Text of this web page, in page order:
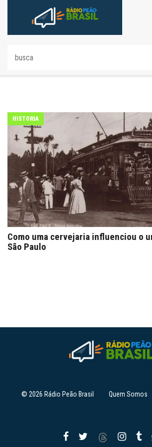
HISTORIA
Como uma cervejaria influenciou o
São Paulo
© 2026 Rádio Peão Brasil Quem Somos